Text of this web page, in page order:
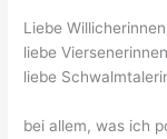
Liebe
liebe
liebe
bei allem, was ich